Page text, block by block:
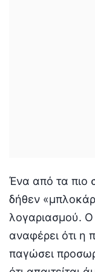
Ένα από τα πιο
δήθεν
λογαριασμού. Ο
αναφέρει ότι η
παγώσει